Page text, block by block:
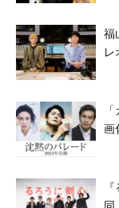
福
レ
画